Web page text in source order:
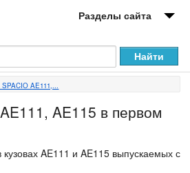
Разделы сайта
SPACIO AE111,...
AE115 в первом
AE111 и AE115 выпускаемых с